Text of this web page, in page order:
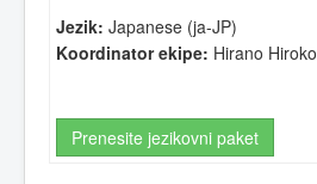
Jezik: Japanese (ja-JP)
Koordinator ekipe: Hirano Hiroko
Prenesite jezikovni paket